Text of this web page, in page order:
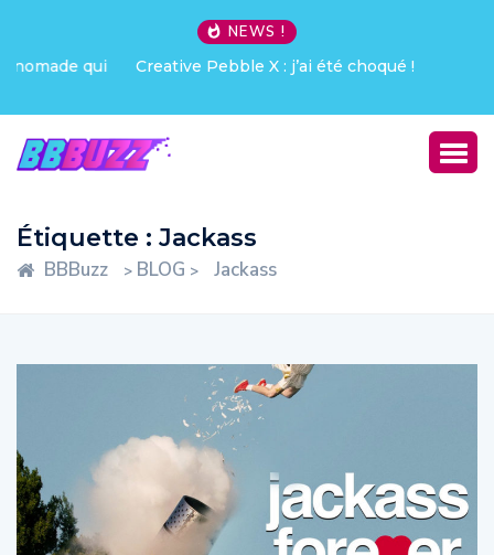
NEWS !
Creative Pebble X : j’ai été choqué !
BBBuzz >BLOG> Jackass